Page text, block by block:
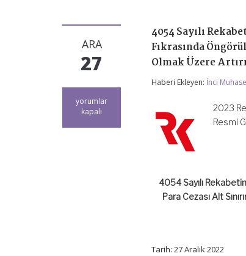
ARA
27
4054
Sayılı
yorumlar
kapalı
4054 Sayılı
Fıkrasında
Olmak Üzere
Haberi Ekleyen: İnci
2023
Resmi
4054 Sayılı
Para Cezası Alt
Tarih: 27 Aralık 2022